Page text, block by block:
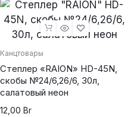
Канцтовары
Степлер «RAION» HD-45N,
скобы №24/6,26/6, 30л,
салатовый неон
12,00 Br